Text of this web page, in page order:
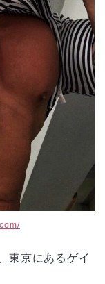
東京にあるゲイ